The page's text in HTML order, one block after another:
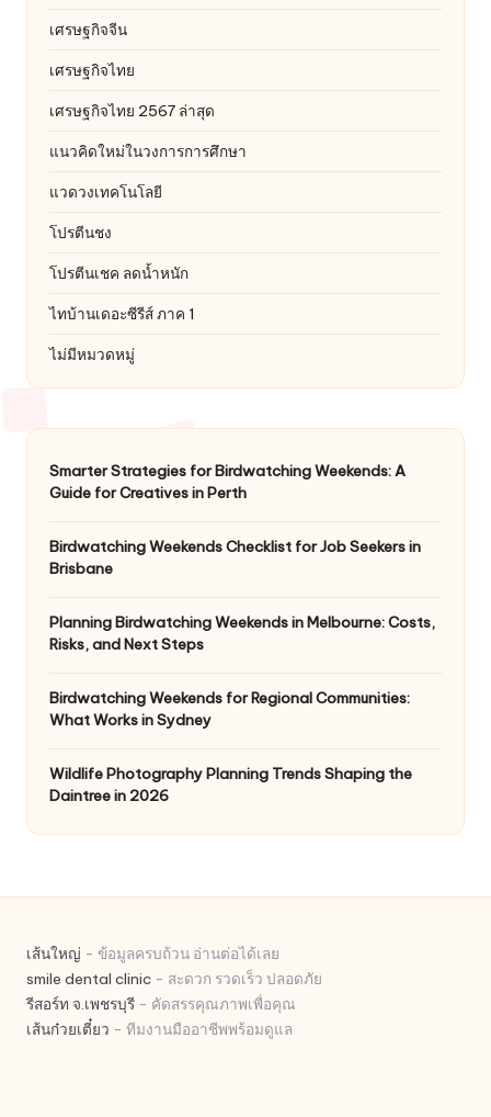
เศรษฐกิจจีน
เศรษฐกิจไทย
เศรษฐกิจไทย 2567 ล่าสุด
แนวคิดใหม่ในวงการการศึกษา
แวดวงเทคโนโลยี
โปรตีนชง
โปรตีนเชค ลดน้ำหนัก
ไทบ้านเดอะซีรีส์ ภาค 1
ไม่มีหมวดหมู่
Smarter Strategies for Birdwatching Weekends: A
Guide for Creatives in Perth
Birdwatching Weekends Checklist for Job Seekers in
Brisbane
Planning Birdwatching Weekends in Melbourne: Costs,
Risks, and Next Steps
Birdwatching Weekends for Regional Communities:
What Works in Sydney
Wildlife Photography Planning Trends Shaping the
Daintree in 2026
เส้นใหญ่ - ข้อมูลครบถ้วน อ่านต่อได้เลย
smile dental clinic - สะดวก รวดเร็ว ปลอดภัย
รีสอร์ท จ.เพชรบุรี - คัดสรรคุณภาพเพื่อคุณ
เส้นก๋วยเตี๋ยว - ทีมงานมืออาชีพพร้อมดูแล